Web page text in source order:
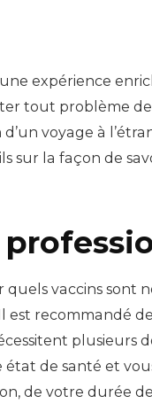
expérience
tout problème de
voyage à
sur la façon de
vaccins sont
est recommandé
plusieurs
de santé et
de votre durée